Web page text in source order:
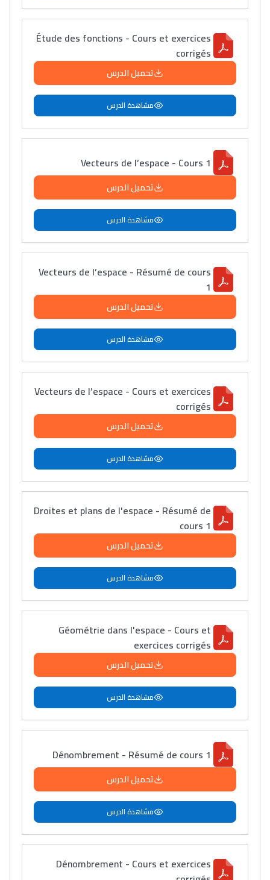
Étude des fonctions - Cours et exercices
corrigés
تحميل الدرس
مشاهدة الدرس
Vecteurs de l’espace - Cours 1
تحميل الدرس
مشاهدة الدرس
Vecteurs de l’espace - Résumé de cours
1
تحميل الدرس
مشاهدة الدرس
Vecteurs de l’espace - Cours et exercices
corrigés
تحميل الدرس
مشاهدة الدرس
Droites et plans de l'espace - Résumé de
cours 1
تحميل الدرس
مشاهدة الدرس
Géométrie dans l'espace - Cours et
exercices corrigés
تحميل الدرس
مشاهدة الدرس
Dénombrement - Résumé de cours 1
تحميل الدرس
مشاهدة الدرس
Dénombrement - Cours et exercices